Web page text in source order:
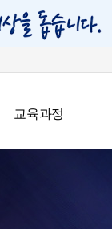
교육과정